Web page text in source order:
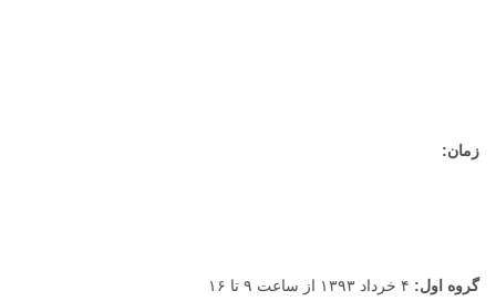
زمان:
گروه اول: